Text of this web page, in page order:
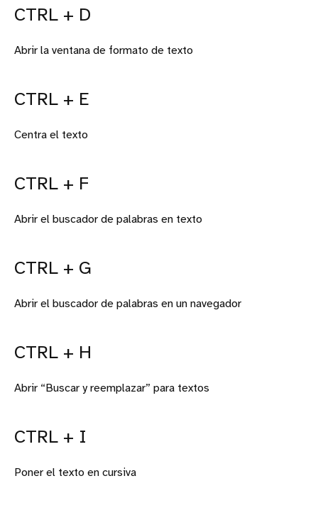
CTRL + D
Abrir la ventana de formato de texto
CTRL + E
Centra el texto
CTRL + F
Abrir el buscador de palabras en texto
CTRL + G
Abrir el buscador de palabras en un navegador
CTRL + H
Abrir “Buscar y reemplazar” para textos
CTRL + I
Poner el texto en cursiva